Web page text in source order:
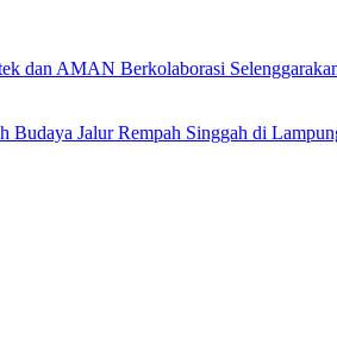
dan AMAN Berkolaborasi
Budaya Jalur Rempah Singgah di